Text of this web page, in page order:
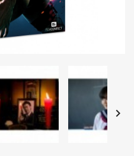
